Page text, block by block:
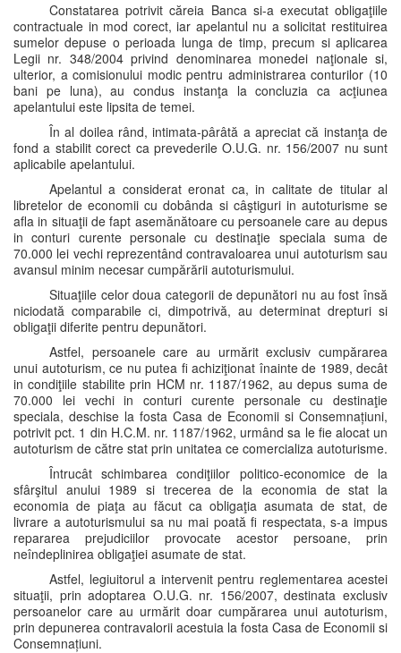
Constatarea potrivit căreia Banca si-a executat obligaţiile
contractuale in mod corect, iar apelantul nu a solicitat restituirea
sumelor depuse o perioada lunga de timp, precum si aplicarea
Legii nr. 348/2004 privind denominarea monedei naţionale si,
ulterior, a comisionului modic pentru administrarea conturilor (10
bani pe luna), au condus instanţa la concluzia ca acţiunea
apelantului este lipsita de temei.
În al doilea rând, intimata-pârâtă a apreciat că instanţa de
fond a stabilit corect ca prevederile O.U.G. nr. 156/2007 nu sunt
aplicabile apelantului.
Apelantul a considerat eronat ca, in calitate de titular al
libretelor de economii cu dobânda si câştiguri in autoturisme se
afla in situaţii de fapt asemănătoare cu persoanele care au depus
in conturi curente personale cu destinaţie speciala suma de
70.000 lei vechi reprezentând contravaloarea unui autoturism sau
avansul minim necesar cumpărării autoturismului.
Situaţiile celor doua categorii de depunători nu au fost însă
niciodată comparabile ci, dimpotrivă, au determinat drepturi si
obligaţii diferite pentru depunători.
Astfel, persoanele care au urmărit exclusiv cumpărarea
unui autoturism, ce nu putea fi achiziţionat înainte de 1989, decât
in condiţiile stabilite prin HCM nr. 1187/1962, au depus suma de
70.000 lei vechi in conturi curente personale cu destinaţie
speciala, deschise la fosta Casa de Economii si Consemnațiuni,
potrivit pct. 1 din H.C.M. nr. 1187/1962, urmând sa le fie alocat un
autoturism de către stat prin unitatea ce comercializa autoturisme.
Întrucât schimbarea condiţiilor politico-economice de la
sfârşitul anului 1989 si trecerea de la economia de stat la
economia de piaţa au făcut ca obligaţia asumata de stat, de
livrare a autoturismului sa nu mai poată fi respectata, s-a impus
repararea prejudiciilor provocate acestor persoane, prin
neîndeplinirea obligaţiei asumate de stat.
Astfel, legiuitorul a intervenit pentru reglementarea acestei
situaţii, prin adoptarea O.U.G. nr. 156/2007, destinata exclusiv
persoanelor care au urmărit doar cumpărarea unui autoturism,
prin depunerea contravalorii acestuia la fosta Casa de Economii si
Consemnațiuni.